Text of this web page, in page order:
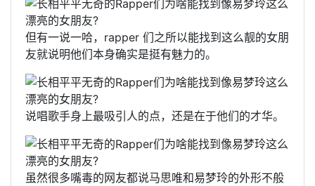
但有一说一哈，rapper 们之所以能找到这么靓的女朋
友就说明他们本身确实是挺有魅力的。
说唱歌手身上最吸引人的点，还是在于他们的才华。
虽然很多嘴毒的网友都说马思唯和易梦玲的外形不般